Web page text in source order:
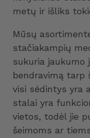
metų ir išliks
Mūsų
stačiakampių
sukuria jaukumo
bendravimą tarp
visi sėdintys yra
stalai yra
vietos, todėl jie
šeimoms ar